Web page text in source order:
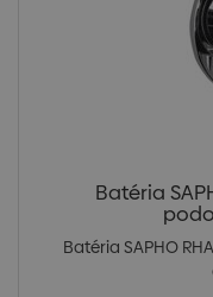
Batéria
Batéria SAPHO